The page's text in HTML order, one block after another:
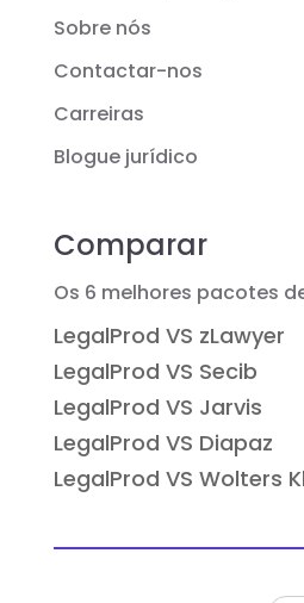
Sobre nós
Contactar-nos
Carreiras
Blogue jurídico
Comparar
Os 6 melhores pacotes
LegalProd VS zLawyer
LegalProd VS Secib
LegalProd VS Jarvis
LegalProd VS Diapaz
LegalProd VS Wolters